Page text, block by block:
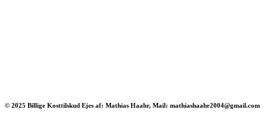
© 2025 Billige Kosttilskud Ejes af: Mathias Haahr, Mail: mathiashaahr2004@gmail.com